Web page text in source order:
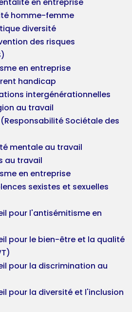
homme-femme
diversité
des risques
en entreprise
handicap
intergénérationnelles
au travail
(Responsabilité Sociétale des
mentale au travail
au travail
en entreprise
sexistes et sexuelles
pour l'antisémitisme en
pour le bien-être et la qualité
pour la discrimination au
pour la diversité et l'inclusion